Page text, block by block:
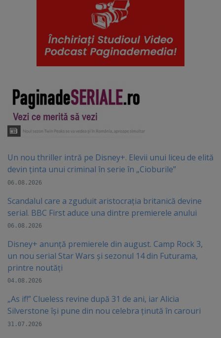
Un nou thriller intră pe Disney+. Elevii unui liceu de elită
devin ținta unui criminal în serie în „Cioburile”
06.08.2026
Scandalul care a zguduit aristocrația britanică devine
serial. BBC First aduce una dintre premierele anului
06.08.2026
Disney+ anunță premierele din august. Camp Rock 3,
un nou serial Star Wars și sezonul 14 din Futurama,
printre noutăți
04.08.2026
„As if!” Clueless revine după 31 de ani, iar Alicia
Silverstone își pune din nou celebra ținută în carouri
31.07.2026